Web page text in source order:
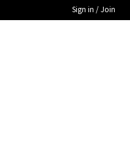
Sign in / Join